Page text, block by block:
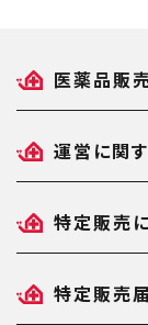
医薬品販
運営に関
特定販売
特定販売